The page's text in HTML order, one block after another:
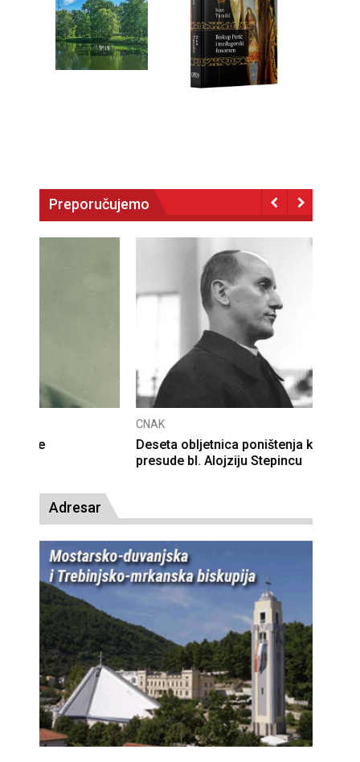
Preporučujemo
Deseta obljetnica poništenja komunističke
presude bl. Alojziju Stepincu
Adresar